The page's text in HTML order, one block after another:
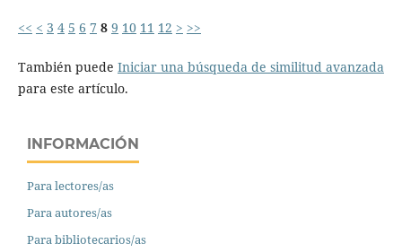
<< < 3 4 5 6 7 8 9 10 11 12 > >>
También puede Iniciar una búsqueda de similitud avanzada
para este artículo.
INFORMACIÓN
Para lectores/as
Para autores/as
Para bibliotecarios/as